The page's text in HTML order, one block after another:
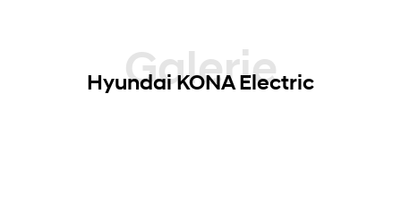
Galerie
Hyundai KONA Electric